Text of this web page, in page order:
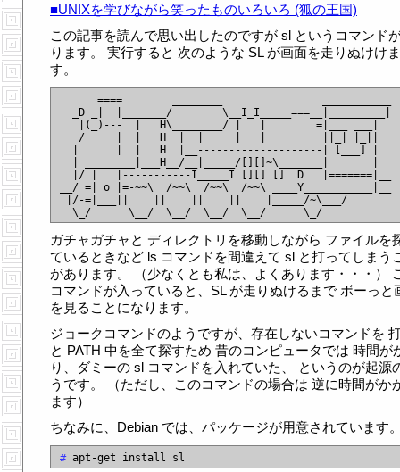
■UNIXを学びながら笑ったものいろいろ (狐の王国)
この記事を読んで思い出したのですが sl というコマンド
ります。 実行すると 次のような SL が画面を走りぬけけま
す。
      ====        ________                ___________
  _D _|  |_______/        \__I_I_____===__|_________|
   |(_)---  |   H\________/ |   |        =|___ ___|
   /     |  |   H  |  |     |   |         ||_| |_||
  |      |  |   H  |__--------------------| [___] |
  | ________|___H__/__|_____/[][]~\_______|       |
  |/ |   |-----------I_____I [][] []  D   |=======|__
__/ =| o |=-~~\  /~~\  /~~\  /~~\ ____Y___________|__
|/-=|___||    ||    ||    ||    |_____/~\___/
ガチャガチャと ディレクトリを移動しながら ファイルを
ているときなど ls コマンドを間違えて sl と打ってしまう
があります。 （少なくとも私は、よくあります・・・）
コマンドが入っていると、SL が走りぬけるまで ボーっと
を見ることになります。
ジョークコマンドのようですが、存在しないコマンドを
と PATH 中を全て探すため 昔のコンピュータでは 時間が
り、ダミーの sl コマンドを入れていた、 というのが起源
うです。 （ただし、このコマンドの場合は 逆に時間がか
ます）
ちなみに、Debian では、パッケージが用意されています
#